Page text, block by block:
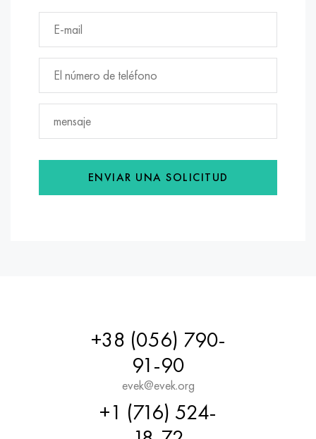
ENVIAR UNA SOLICITUD
+38 (056) 790-
91-90
evek@evek.org
+1 (716) 524-